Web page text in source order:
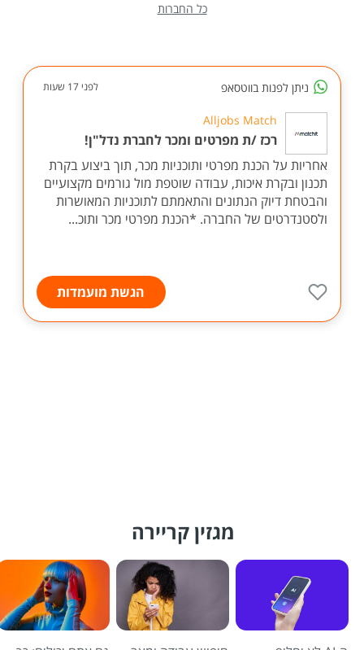
כל החברות
ניתן לפנות בווטסאפ לפני 17 שעות
Alljobs Match
רכז /ת מפרטים ומכר לחברת נדל"ן!
אחריות על הכנת מפרטי ותוכניות מכר, תוך ביצוע בקרת
תכנון ובקרת איכות, עבודה שוטפת מול גורמים מקצועיים
והבטחת דיוק הנתונים והתאמתם לתוכניות המאושרות
ולסטנדרטים של החברה. *הכנת מפרטי מכר ותוכ...
הגשת מועמדות
מגזין קריירה